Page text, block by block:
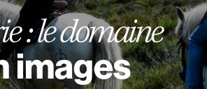
: le domaine
images